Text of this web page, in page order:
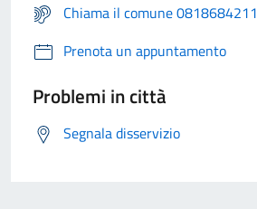
Chiama il comune 0818684211
Prenota un appuntamento
Problemi in città
Segnala disservizio